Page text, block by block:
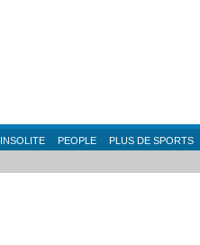
INSOLITE PEOPLE PLUS DE SPORTS